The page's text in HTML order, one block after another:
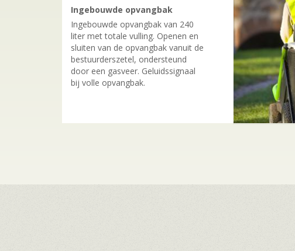
Ingebouwde opvangbak
Ingebouwde opvangbak van 240
liter met totale vulling. Openen en
sluiten van de opvangbak vanuit de
bestuurderszetel, ondersteund
door een gasveer. Geluidssignaal
bij volle opvangbak.